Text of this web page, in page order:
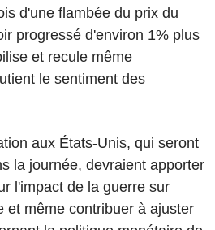
d'une flambée du prix du
progressé d'environ 1% plus
et recule même
le sentiment des
aux États-Unis, qui seront
la journée, devraient apporter
l'impact de la guerre sur
et même contribuer à ajuster